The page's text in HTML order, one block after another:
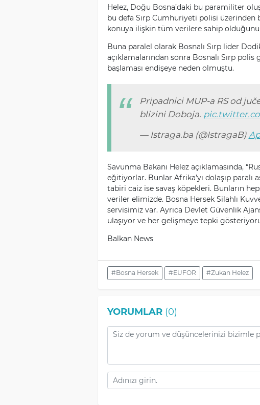
Helez, Doğu Bosna’daki bu paramiliter
bu defa Sırp Cumhuriyeti polisi üzerinden
konuya ilişkin tüm verilere sahip
Buna paralel olarak Bosnalı Sırp lider
açıklamalarından sonra Bosnalı Sırp
başlaması endişeye neden olmuştu.
Pripadnici MUP-a RS od
blizini Doboja.
— Istraga.ba (@IstragaB)
Savunma Bakanı Helez açıklamasında,
eğitiyorlar. Bunlar Afrika’yı dolaşıp
tabiri caiz ise savaş köpekleri. Bunların
veriler elimizde. Bosna Hersek Silahlı
servisimiz var. Ayrıca Devlet Güvenlik
ulaşıyor ve her gelişmeye tepki
Balkan News
#Bosna Hersek #EUFOR #Zukan Helez
YORUMLAR(0)